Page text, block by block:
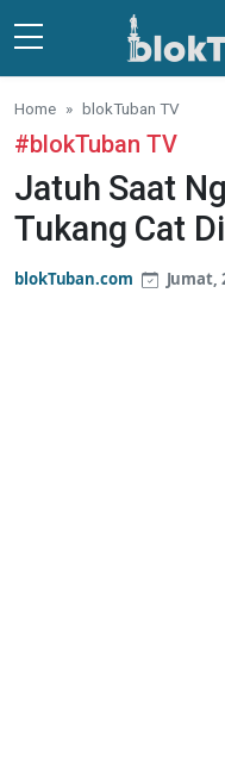
Skip to main content
Home blokTuban TV
#blokTuban TV
Jatuh Saat
Tukang Cat
blokTuban.com Jumat,